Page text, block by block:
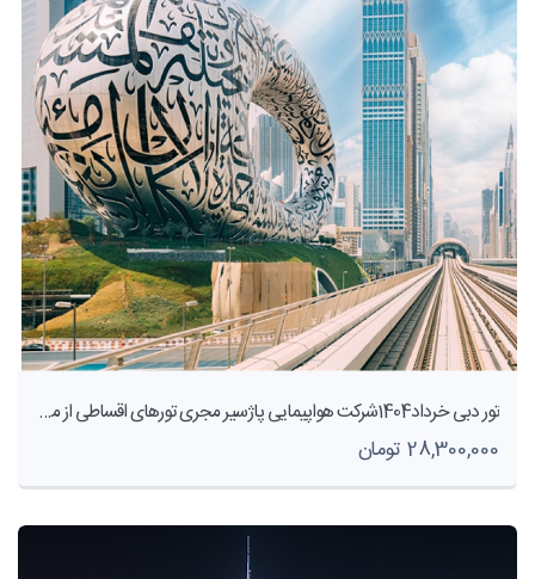
تور دبی خرداد1404شرکت هواپیمایی پاژسیر مجری تورهای اقساطی از مشهد
28,300,000 تومان